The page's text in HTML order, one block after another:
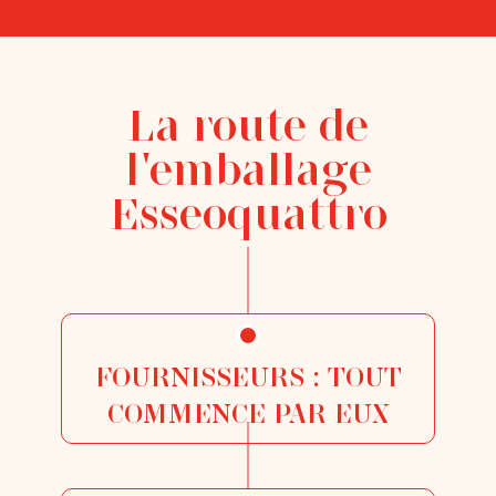
La route de
l'emballage
Esseoquattro
FOURNISSEURS : TOUT
COMMENCE PAR EUX